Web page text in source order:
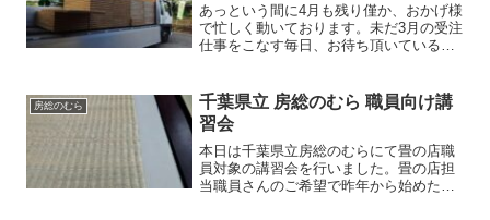
あっという間に4月も残り僅か、おかげ様
で忙しく動いております。未だ3月の受注
仕事をこなす毎日、お待ち頂いているお
ました。朝6時前から藁床を担ぐのは毎度
しんどいです。今...
房総のむら
千葉県立 房総のむら 職員向け講
習会
本日は千葉県立房総のむらにて畳の店職
員対象の講習会を行いました。畳の店担
当職員さんのご希望で昨年から始めた講